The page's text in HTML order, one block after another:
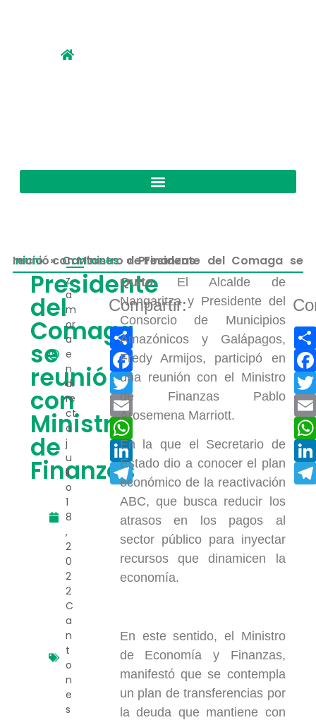
Inicio»Cantones»
Presidente del Comaga se reunió con Ministro de Finanzas
Presidente
del
Comaga
se
reunió
con
Ministro
de
Finanzas
z
a
m
or
a
e
n
di
re
ct
o
j
u
li
o
1
8
,
2
0
2
2
C
a
n
t
o
n
e
s
Compartir:
Compartir
Facebook
Twitter
Email
WhatsApp
LinkedIn
Telegram
Quito. El Alcalde de
Nangaritza y Presidente del
Consorcio de Municipios
Amazónicos y Galápagos,
Fredy Armijos, participó en
una reunión con el Ministro
de Finanzas Pablo
Arosemena Marriott.
En la que el Secretario de
Estado dio a conocer el plan
económico de la reactivación
ABC, que busca reducir los
atrasos en los pagos al
sector público para inyectar
recursos que dinamicen la
economía.
En este sentido, el Ministro
de Economía y Finanzas,
manifestó que se contempla
un plan de transferencias por
la deuda que mantiene con